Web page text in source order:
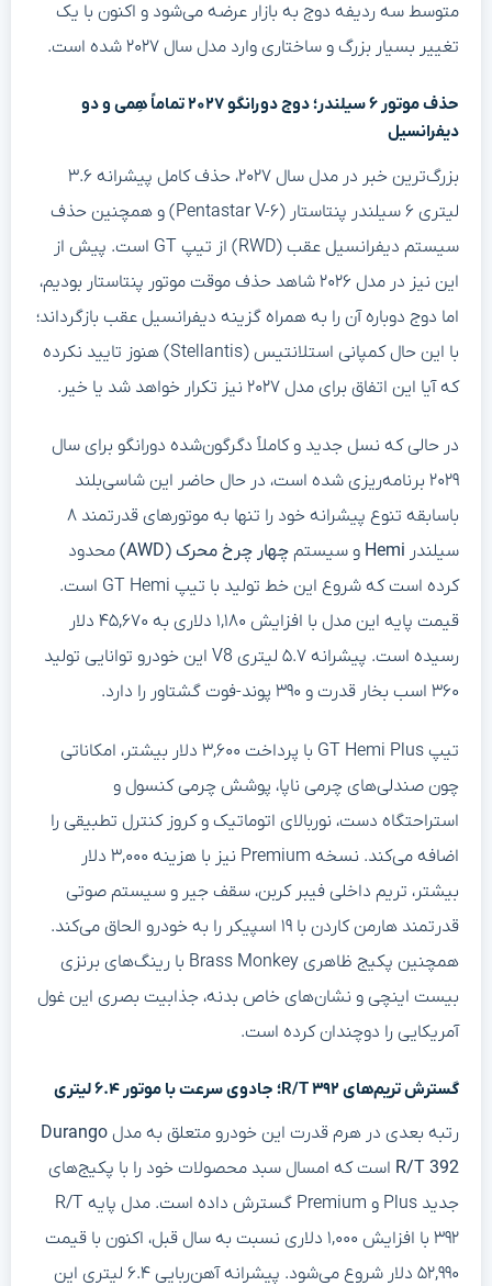
متوسط سه ردیفه دوج به بازار عرضه می‌شود و اکنون با یک
تغییر بسیار بزرگ و ساختاری وارد مدل سال ۲۰۲۷ شده است.
حذف موتور ۶ سیلندر؛ دوج دورانگو ۲۰۲۷ تماماً هِمی و دو
دیفرانسیل
بزرگ‌ترین خبر در مدل سال ۲۰۲۷، حذف کامل پیشرانه ۳.۶
لیتری ۶ سیلندر پنتاستار (Pentastar V-۶) و همچنین حذف
سیستم دیفرانسیل عقب (RWD) از تیپ GT است. پیش از
این نیز در مدل ۲۰۲۶ شاهد حذف موقت موتور پنتاستار بودیم،
اما دوج دوباره آن را به همراه گزینه دیفرانسیل عقب بازگرداند؛
با این حال کمپانی استلانتیس (Stellantis) هنوز تایید نکرده
که آیا این اتفاق برای مدل ۲۰۲۷ نیز تکرار خواهد شد یا خیر.
در حالی که نسل جدید و کاملاً دگرگون‌شده دورانگو برای سال
۲۰۲۹ برنامه‌ریزی شده است، در حال حاضر این شاسی‌بلند
باسابقه تنوع پیشرانه خود را تنها به موتورهای قدرتمند ۸
سیلندر Hemi و سیستم چهار چرخ محرک (AWD)
محدود
کرده است که شروع این خط تولید با تیپ GT Hemi است.
قیمت پایه این مدل با افزایش ۱,۱۸۰ دلاری به ۴۵,۶۷۰ دلار
رسیده است. پیشرانه ۵.۷ لیتری V8 این خودرو توانایی تولید
۳۶۰ اسب بخار قدرت و ۳۹۰ پوند-فوت گشتاور را دارد.
تیپ GT Hemi Plus با پرداخت ۳,۶۰۰ دلار بیشتر، امکاناتی
چون صندلی‌های چرمی ناپا، پوشش چرمی کنسول و
استراحتگاه دست، نوربالای اتوماتیک و کروز کنترل تطبیقی را
اضافه می‌کند. نسخه Premium نیز با هزینه ۳,۰۰۰ دلار
بیشتر، تریم داخلی فیبر کربن، سقف جیر و سیستم صوتی
قدرتمند هارمن کاردن با ۱۹ اسپیکر را به خودرو الحاق می‌کند.
همچنین پکیج ظاهری Brass Monkey با رینگ‌های برنزی
بیست اینچی و نشان‌های خاص بدنه، جذابیت بصری این غول
آمریکایی را دوچندان کرده است.
گسترش تریم‌های R/T ۳۹۲؛ جادوی سرعت با موتور ۶.۴ لیتری
رتبه بعدی در هرم قدرت این خودرو متعلق به مدل Durango
R/T 392 است که امسال سبد محصولات خود را با پکیج‌های
جدید Plus و Premium گسترش داده است. مدل پایه R/T
۳۹۲ با افزایش ۱,۰۰۰ دلاری نسبت به سال قبل، اکنون با قیمت
۵۲,۹۹۰ دلار شروع می‌شود. پیشرانه آهن‌ربایی ۶.۴ لیتری این